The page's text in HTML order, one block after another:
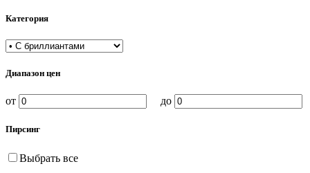
Категория
Диапазон цен
от до
Пирсинг
Выбрать все